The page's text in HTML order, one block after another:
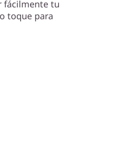
fácilmente tu
toque para